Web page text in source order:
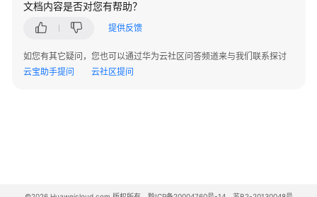
权
限
购
买
文档内容是否对您有帮助？
提供反馈
如您有其它疑问，您也可以通过华为云社区问答频道来与我们联系探讨
云宝助手提问
云社区提问